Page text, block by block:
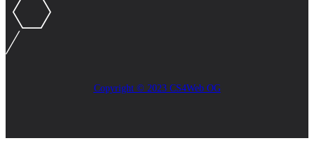
Copyright © 2023 CS4Web OG